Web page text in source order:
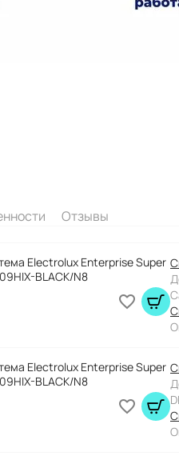
Отзывы
Electrolux Enterprise Super
BLACK/N8
Electrolux Enterprise Super
BLACK/N8